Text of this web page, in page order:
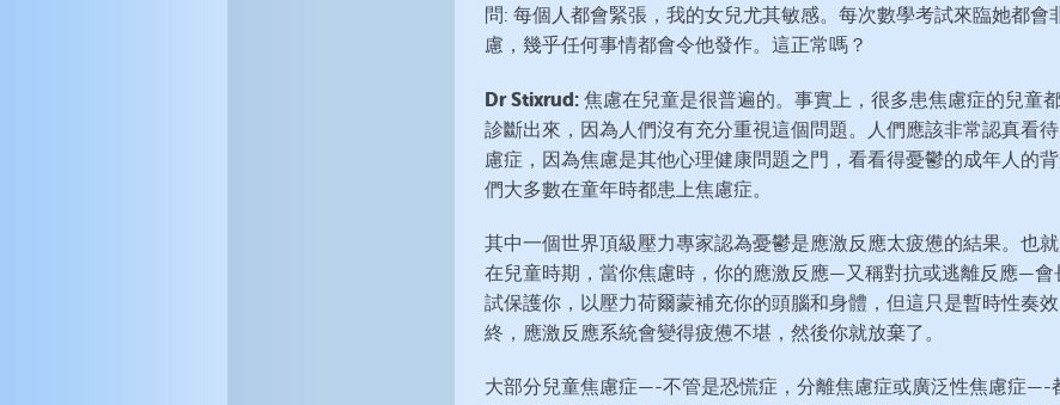
問: 每個人都會緊張，我的女兒尤其敏感。每次數學考試來臨她都會
慮，幾乎任何事情都會令他發作。這正常嗎？
Dr Stixrud: 焦慮在兒童是很普遍的。事實上，很多患焦慮症的兒童
診斷出來，因為人們沒有充分重視這個問題。人們應該非常認真看
慮症，因為焦慮是其他心理健康問題之門，看看得憂鬱的成年人的
們大多數在童年時都患上焦慮症。
其中一個世界頂級壓力專家認為憂鬱是應激反應太疲憊的結果。也就
在兒童時期，當你焦慮時，你的應激反應—又稱對抗或逃離反應—會
試保護你，以壓力荷爾蒙補充你的頭腦和身體，但這只是暫時性奏
終，應激反應系統會變得疲憊不堪，然後你就放棄了。
大部分兒童焦慮症—-不管是恐慌症，分離焦慮症或廣泛性焦慮症—-